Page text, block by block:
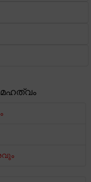
മഹത്വം